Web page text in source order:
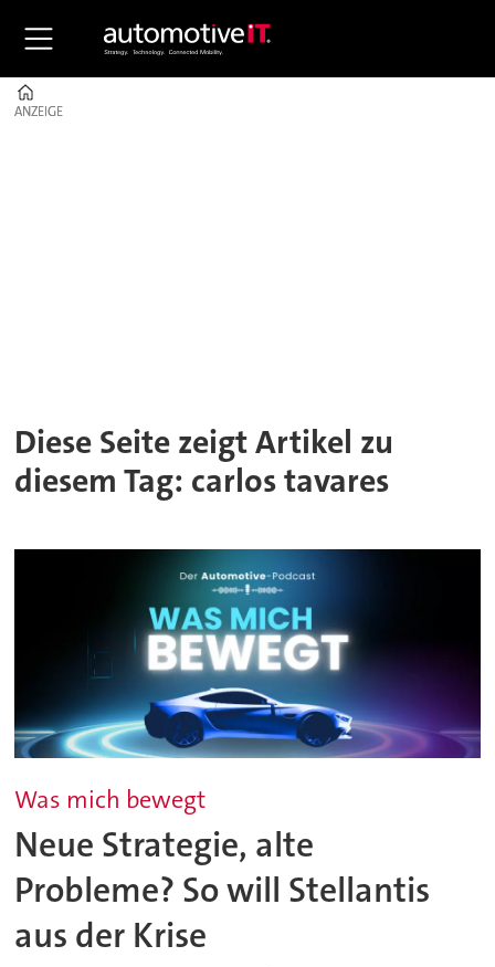
ANZEIGE
ANZEIGE
Diese Seite zeigt Artikel zu
diesem Tag: carlos tavares
Was mich bewegt
Neue Strategie, alte
Probleme? So will Stellantis
aus der Krise